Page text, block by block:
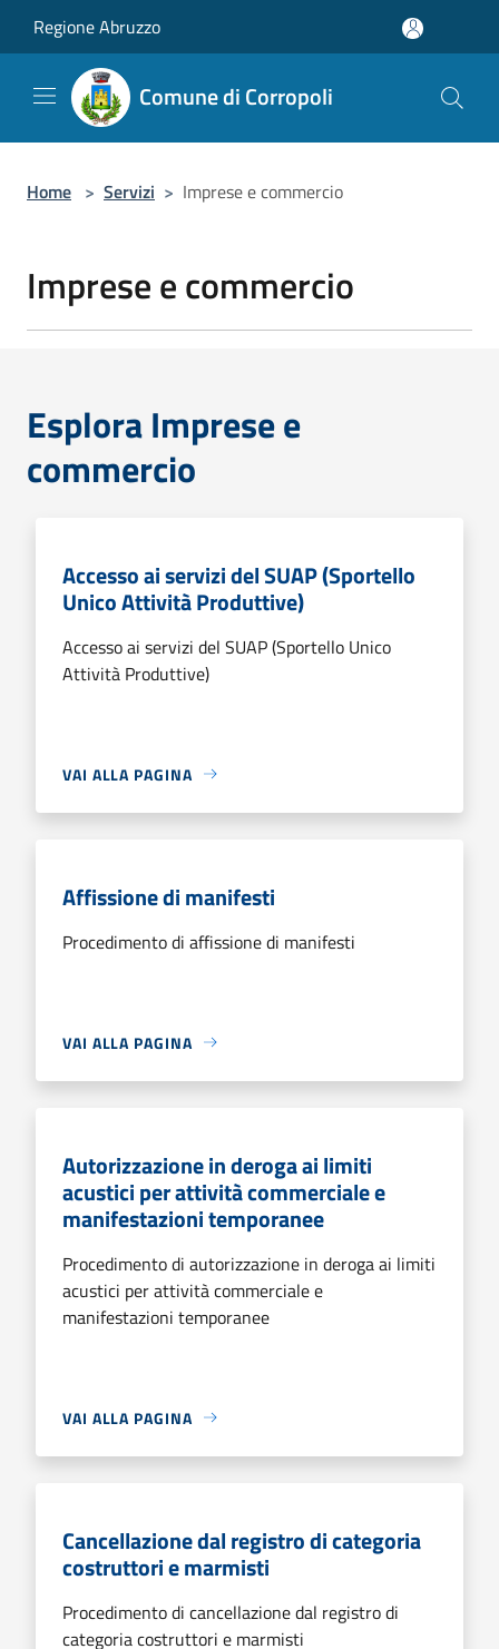
Regione Abruzzo
Comune di Corropoli
Home > Servizi > Imprese e commercio
Imprese e commercio
Esplora Imprese e
commercio
Accesso ai servizi del SUAP (Sportello
Unico Attività Produttive)
Accesso ai servizi del SUAP (Sportello Unico
Attività Produttive)
VAI ALLA PAGINA
Affissione di manifesti
Procedimento di affissione di manifesti
VAI ALLA PAGINA
Autorizzazione in deroga ai limiti
acustici per attività commerciale e
manifestazioni temporanee
Procedimento di autorizzazione in deroga ai limiti
acustici per attività commerciale e
manifestazioni temporanee
VAI ALLA PAGINA
Cancellazione dal registro di categoria
costruttori e marmisti
Procedimento di cancellazione dal registro di
categoria costruttori e marmisti